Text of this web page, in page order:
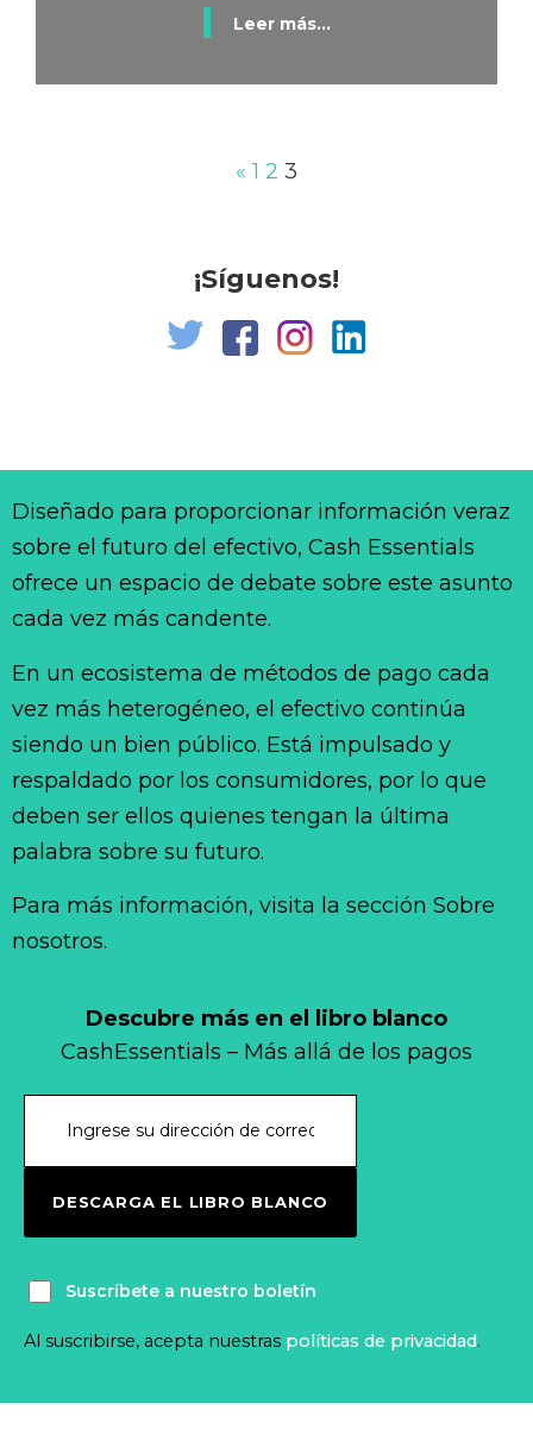
Leer más...
« 1 2 3
¡Síguenos!
Descubre más en el libro blanco
CashEssentials – Más allá de los pagos
DESCARGA EL LIBRO BLANCO
Suscríbete a nuestro boletín
Al suscribirse, acepta nuestras políticas de privacidad.
Diseñado para proporcionar información veraz
sobre el futuro del efectivo, Cash Essentials
ofrece un espacio de debate sobre este asunto
cada vez más candente.
En un ecosistema de métodos de pago cada
vez más heterogéneo, el efectivo continúa
siendo un bien público. Está impulsado y
respaldado por los consumidores, por lo que
deben ser ellos quienes tengan la última
palabra sobre su futuro.
Para más información, visita la sección Sobre
nosotros.